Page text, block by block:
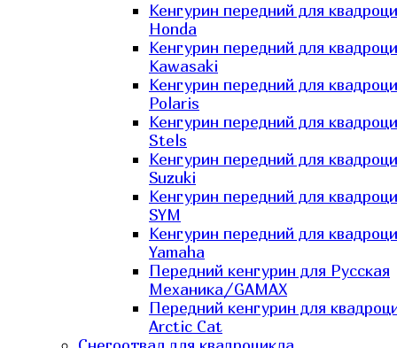
Кенгурин передний для
Honda
Кенгурин передний для
Kawasaki
Кенгурин передний для
Polaris
Кенгурин передний для
Stels
Кенгурин передний для
Suzuki
Кенгурин передний для
SYM
Кенгурин передний для
Yamaha
Передний кенгурин для Русская
Механика/GAMAX
Передний кенгурин для
Arctic Cat